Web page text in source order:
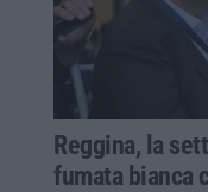
Reggina, la
fumata bianca